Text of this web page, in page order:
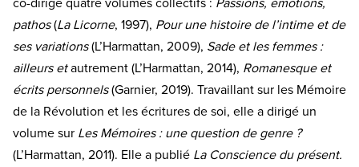
pathos(La Licorne, 1997), Pour une histoire de l’intime et de
ses variations(L’Harmattan, 2009), Sade et les femmes :
ailleurs etautrement (L’Harmattan, 2014), Romanesque et
écrits personnels(Garnier, 2019). Travaillant sur les Mémoire
de la Révolution et les écritures de soi, elle a dirigé un
volume sur Les Mémoires : une question de genre ?
(L’Harmattan, 2011). Elle a publié La Conscience du présent.